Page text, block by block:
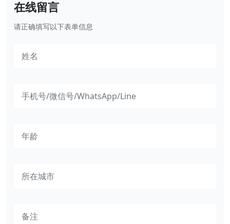
在线留言
请正确填写以下表单信息